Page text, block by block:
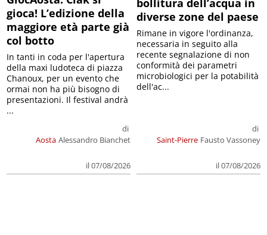
gioca! L’edizione della
maggiore età parte già
col botto
Aosta
di
Alessandro Bianchet
il 07/08/2026
In tanti in coda per l'apertura
della maxi ludoteca di piazza
Chanoux, per un evento che
ormai non ha più bisogno di
presentazioni. Il festival andrà
...
bollitura dell’acqua in
diverse zone del paese
Saint-Pierre
di
Fausto Vassoney
il 07/08/2026
Rimane in vigore l'ordinanza,
necessaria in seguito alla
recente segnalazione di non
conformità dei parametri
microbiologici per la potabilità
dell'ac...